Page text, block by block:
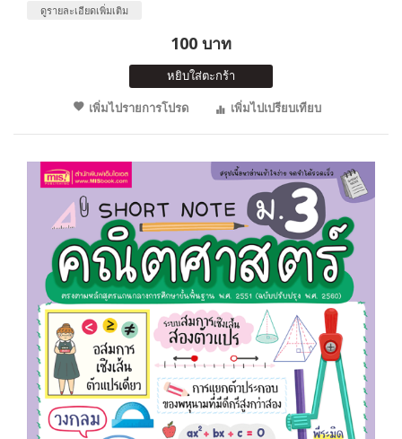
ดูรายละเอียดเพิ่มเติม
100 บาท
หยิบใส่ตะกร้า
เพิ่มไปรายการโปรด
เพิ่มไปเปรียบเทียบ